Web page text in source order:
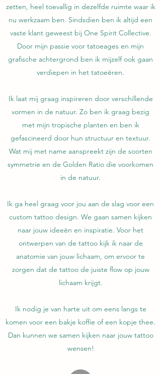
zetten, heel toevallig in dezelfde ruimte waar ik
nu werkzaam ben. Sindsdien ben ik altijd een
vaste klant geweest bij One Spirit Collective.
Door mijn passie voor tatoeages en mijn
grafische achtergrond ben ik mijzelf ook gaan
verdiepen in het tatoeëren.
Ik laat mij graag inspireren door verschillende
vormen in de natuur. Zo ben ik graag bezig
met mijn tropische planten en ben ik
gefascineerd door hun structuur en textuur.
Wat mij met name aanspreekt zijn de soorten
symmetrie en de Golden Ratio die voorkomen
in de natuur.
Ik ga heel graag voor jou aan de slag voor een
custom tattoo design. We gaan samen kijken
naar jouw ideeën en inspiratie. Voor het
ontwerpen van de tattoo kijk ik naar de
anatomie van jouw lichaam, om ervoor te
zorgen dat de tattoo de juiste flow op jouw
lichaam krijgt.
Ik nodig je van harte uit om eens langs te
komen voor een bakje koffie of een kopje thee.
Dan kunnen we samen kijken naar jouw tattoo
wensen!